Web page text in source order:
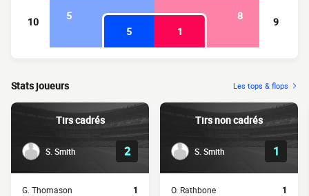
10 5
8
5
1
9
Stats joueurs Les tops & flops
Tirs cadrés
S. Smith 2
G. Thomason 1
Tirs non cadrés
S. Smith 1
O. Rathbone 1